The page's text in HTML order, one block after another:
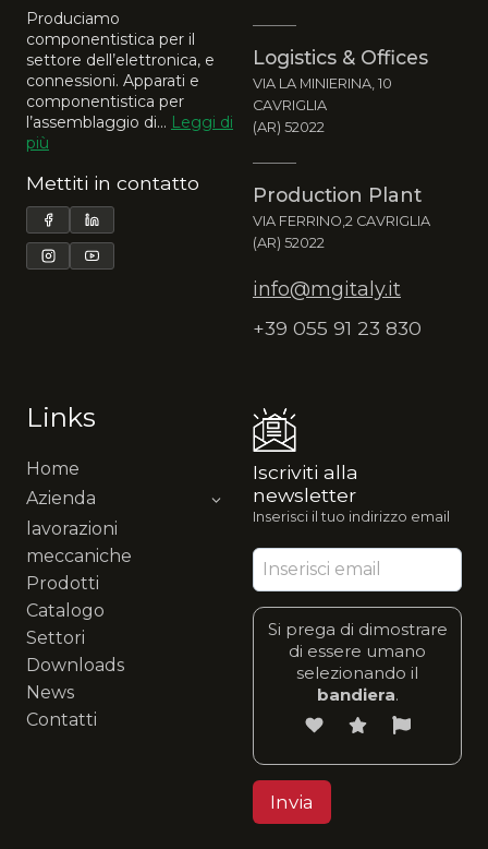
Produciamo
componentistica per il
settore dell’elettronica, e
connessioni. Apparati e
componentistica per
l’assemblaggio di... Leggi di
più
Mettiti in contatto
Logistics & Offices
VIA LA MINIERINA, 10
CAVRIGLIA
(AR) 52022
Production Plant
VIA FERRINO,2 CAVRIGLIA
(AR) 52022
info@mgitaly.it
+39 055 91 23 830
Links
Home
Azienda
lavorazioni
meccaniche
Prodotti
Catalogo
Settori
Downloads
News
Contatti
Iscriviti alla
newsletter
Inserisci il tuo indirizzo email
Si prega di dimostrare
di essere umano
selezionando il
bandiera.